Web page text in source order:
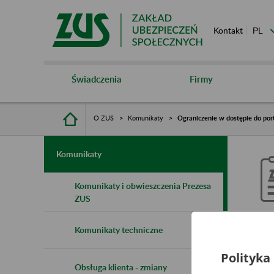
Kontakt
Świadczenia Firmy
O ZUS Komunikaty Ograniczenie w dostępie do
Komunikaty
Komunikaty i obwieszczenia Prezesa
ZUS
Komunikaty techniczne
Obsługa klienta - zmiany
Polityka